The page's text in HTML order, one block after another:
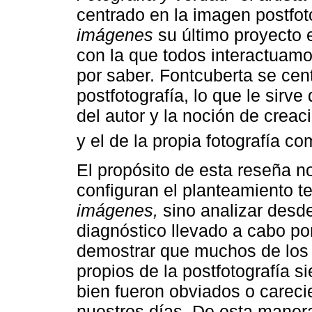
centrado en la imagen
imágenes su último proyecto
con la que todos
por saber. Fontcuberta se
postfotografía, lo que le sirve
del autor y la noción de
y el de la propia fotografía
El propósito de esta reseña
configuran el planteamiento
imágenes, sino analizar
diagnóstico llevado a cabo
demostrar que muchos de
propios de la postfotografía
bien fueron obviados o